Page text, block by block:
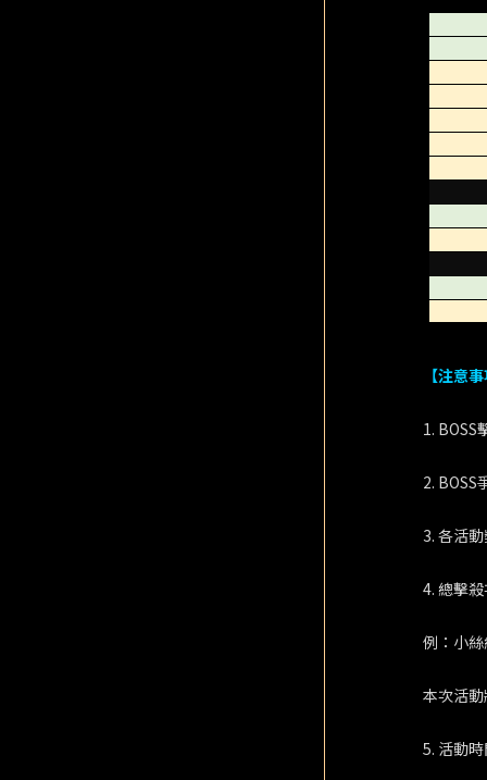
【注意
1. BOSS
2. BOSS
3. 各活
4. 總擊
例：小
本次活
5. 活動